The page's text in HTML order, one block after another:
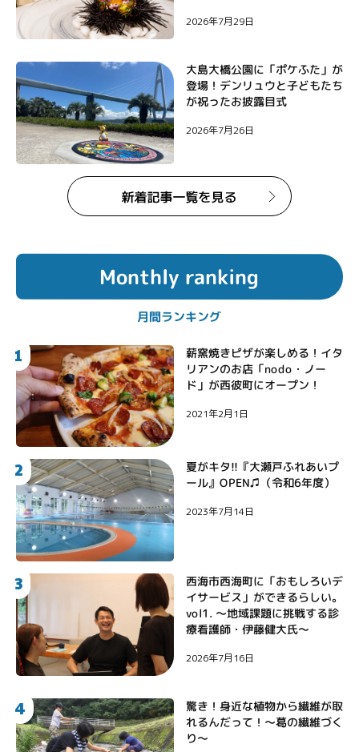
2026年7月29日
大島大橋公園に「ポケふた」が
登場！デンリュウと子どもたち
が祝ったお披露目式
2026年7月26日
Monthly ranking
月間ランキング
1 薪窯焼きピザが楽しめる！イタ
リアンのお店「nodo・ノー
ド」が西彼町にオープン！
2021年2月1日
2 夏がキタ!!『大瀬戸ふれあいプ
ール』OPEN♫（令和6年度）
2023年7月14日
3
西海市西海町に「おもしろいデ
イサービス」ができるらしい。
vol1. 〜地域課題に挑戦する診
療看護師・伊藤健大氏〜
2026年7月16日
4
驚き！身近な植物から繊維が取
れるんだって！〜葛の繊維づく
り〜